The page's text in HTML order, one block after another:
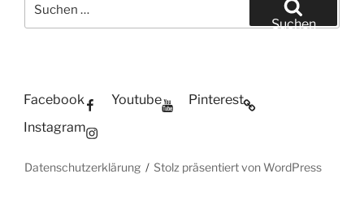
nach:
Suchen
Facebook Youtube
Pinterest
Instagram
Datenschutzerklärung Stolz präsentiert von WordPress